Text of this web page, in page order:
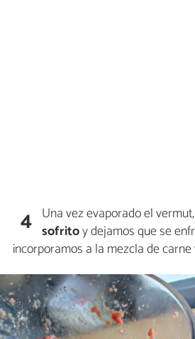
4 Una vez evaporado el
sofritoy dejamos que se
incorporamos a la mezcla de